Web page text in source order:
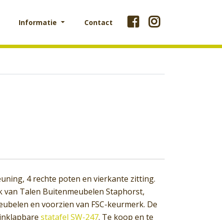
Informatie Contact
4 rechte poten en vierkante zitting.
van Talen Buitenmeubelen Staphorst,
en voorzien van FSC-keurmerk. De
statafel SW-247. Te koop en te